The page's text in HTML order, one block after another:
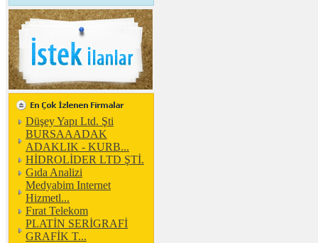
Düşey Yapı Ltd. Şti
BURSAAADAK
ADAKLIK - KURB...
HİDROLİDER LTD ŞTİ.
Gıda Analizi
Medyabim Internet
Hizmetl...
Fırat Telekom
PLATİN SERİGRAFİ
GRAFİK T...